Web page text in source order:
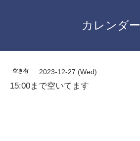
カレンダー
空き有 2023-12-27 (Wed)
15:00まで空いてます